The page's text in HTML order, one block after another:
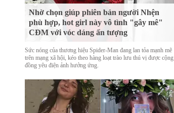
Nhờ chọn giúp phiên bản người Nhện
phù hợp, hot girl này vô tình "gây mê"
CĐM với vóc dáng ấn tượng
Sức nóng của thương hiệu Spider-Man đang lan tỏa mạnh mẽ
trên mạng xã hội, kéo theo hàng loạt trào lưu thú vị được cộng
đồng yêu điện ảnh hưởng ứng.